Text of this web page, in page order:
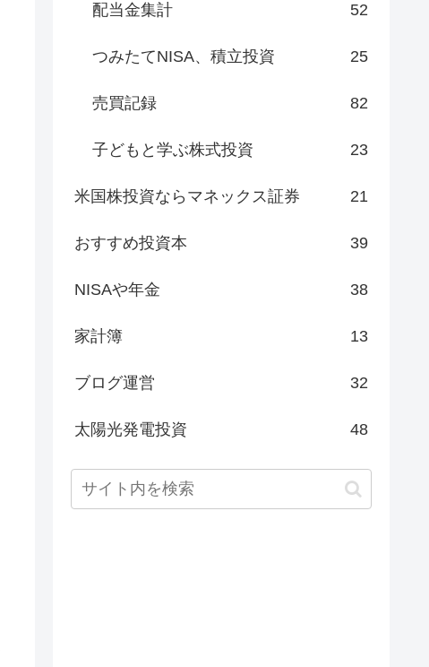
配当金集計 52
つみたてNISA、積立投資 25
売買記録 82
子どもと学ぶ株式投資 23
米国株投資ならマネックス証券 21
おすすめ投資本 39
NISAや年金 38
家計簿 13
ブログ運営 32
太陽光発電投資 48